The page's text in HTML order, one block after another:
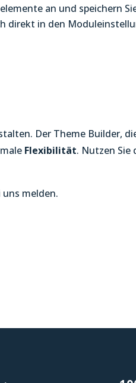
an und speichern
direkt in den
Der Theme Builder,
Flexibilität. Nutzen Sie
melden.